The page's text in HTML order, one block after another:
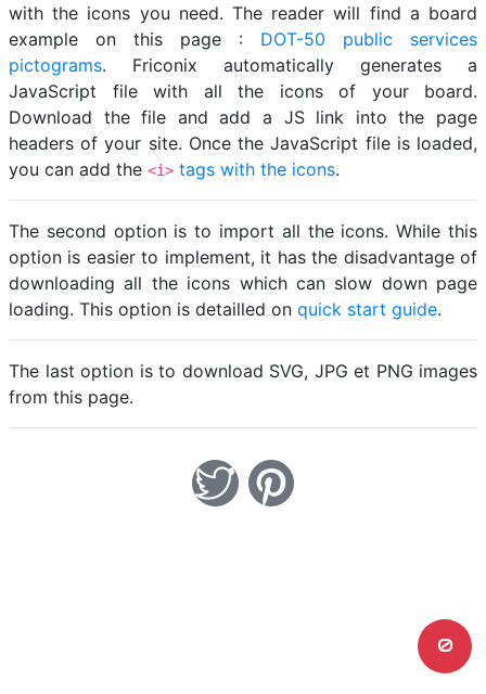
with the icons you need. The reader will find a board
example on this page : DOT-50 public services
pictograms. Friconix automatically generates a
JavaScript file with all the icons of your board.
Download the file and add a JS link into the page
headers of your site. Once the JavaScript file is loaded,
you can add the <i> tags with the icons.
The second option is to import all the icons. While this
option is easier to implement, it has the disadvantage of
downloading all the icons which can slow down page
loading. This option is detailled on quick start guide.
The last option is to download SVG, JPG et PNG images
from this page.
0